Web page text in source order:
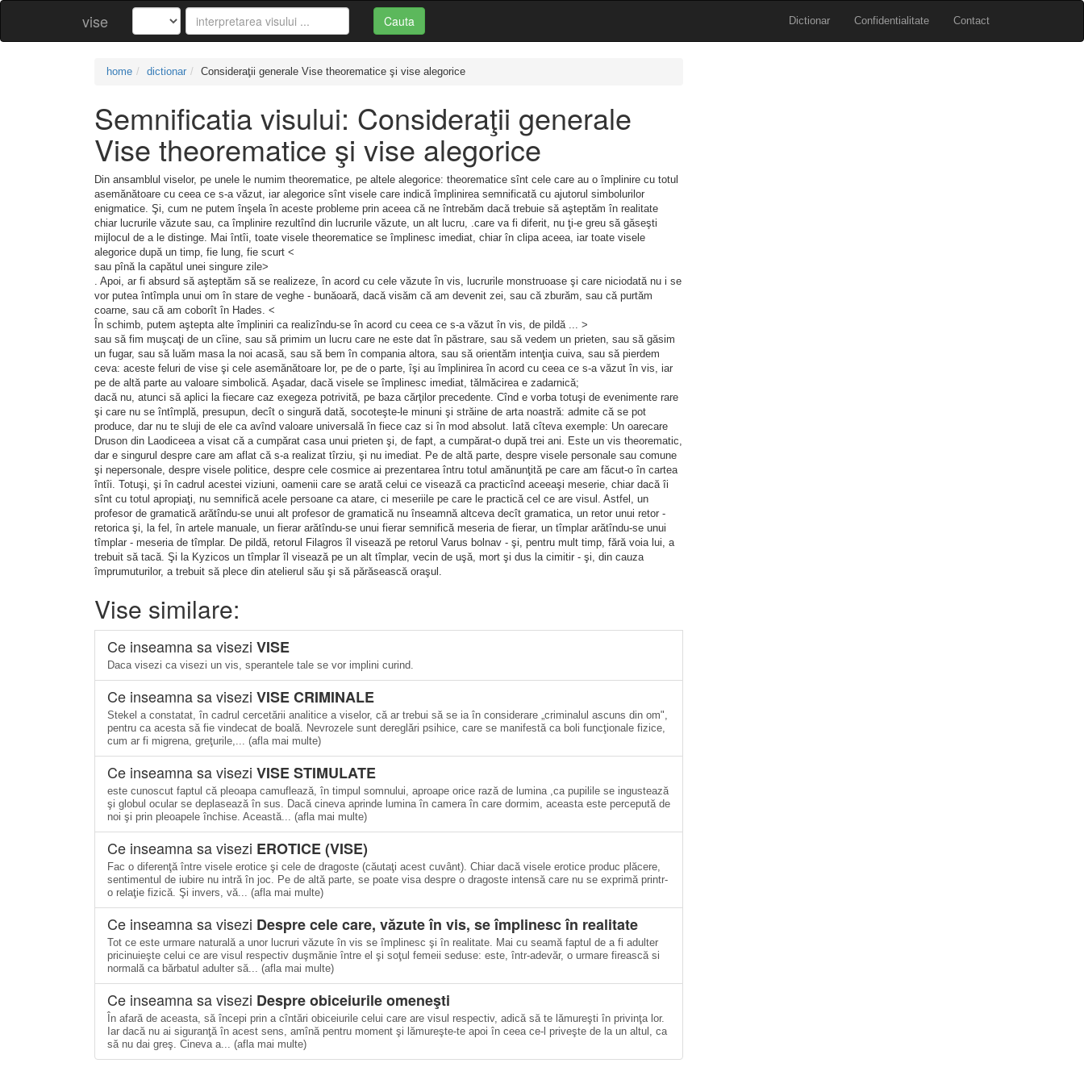
vise Dictionar Confidentialitate Contact
Cauta
home dictionar Consideraţii generale Vise theorematice şi vise alegorice
Semnificatia visului: Consideraţii generale
Vise theorematice şi vise alegorice
Din ansamblul viselor, pe unele le numim theorematice, pe altele alegorice: theorematice sînt cele care au o împlinire cu totul
asemănătoare cu ceea ce s-a văzut, iar alegorice sînt visele care indică împlinirea semnificată cu ajutorul simbolurilor
enigmatice. Şi, cum ne putem înşela în aceste probleme prin aceea că ne întrebăm dacă trebuie să aşteptăm în realitate
chiar lucrurile văzute sau, ca împlinire rezultînd din lucrurile văzute, un alt lucru, .care va fi diferit, nu ţi-e greu să găseşti
mijlocul de a le distinge. Mai întîi, toate visele theorematice se împlinesc imediat, chiar în clipa aceea, iar toate visele
alegorice după un timp, fie lung, fie scurt <
sau pînă la capătul unei singure zile>
. Apoi, ar fi absurd să aşteptăm să se realizeze, în acord cu cele văzute în vis, lucrurile monstruoase şi care niciodată nu i se
vor putea întîmpla unui om în stare de veghe - bunăoară, dacă visăm că am devenit zei, sau că zburăm, sau că purtăm
coarne, sau că am coborît în Hades. <
În schimb, putem aştepta alte împliniri ca realizîndu-se în acord cu ceea ce s-a văzut în vis, de pildă ... >
sau să fim muşcaţi de un cîine, sau să primim un lucru care ne este dat în păstrare, sau să vedem un prieten, sau să găsim
un fugar, sau să luăm masa la noi acasă, sau să bem în compania altora, sau să orientăm intenţia cuiva, sau să pierdem
ceva: aceste feluri de vise şi cele asemănătoare lor, pe de o parte, îşi au împlinirea în acord cu ceea ce s-a văzut în vis, iar
pe de altă parte au valoare simbolică. Aşadar, dacă visele se împlinesc imediat, tălmăcirea e zadarnică;
dacă nu, atunci să aplici la fiecare caz exegeza potrivită, pe baza cărţilor precedente. Cînd e vorba totuşi de evenimente rare
şi care nu se întîmplă, presupun, decît o singură dată, socoteşte-le minuni şi străine de arta noastră: admite că se pot
produce, dar nu te sluji de ele ca avînd valoare universală în fiece caz si în mod absolut. Iată cîteva exemple: Un oarecare
Druson din Laodiceea a visat că a cumpărat casa unui prieten şi, de fapt, a cumpărat-o după trei ani. Este un vis theorematic,
dar e singurul despre care am aflat că s-a realizat tîrziu, şi nu imediat. Pe de altă parte, despre visele personale sau comune
şi nepersonale, despre visele politice, despre cele cosmice ai prezentarea întru totul amănunţită pe care am făcut-o în cartea
întîi. Totuşi, şi în cadrul acestei viziuni, oamenii care se arată celui ce visează ca practicînd aceeaşi meserie, chiar dacă îi
sînt cu totul apropiaţi, nu semnifică acele persoane ca atare, ci meseriile pe care le practică cel ce are visul. Astfel, un
profesor de gramatică arătîndu-se unui alt profesor de gramatică nu înseamnă altceva decît gramatica, un retor unui retor ­
retorica şi, la fel, în artele manuale, un fierar arătîndu-se unui fierar semnifică meseria de fierar, un tîmplar arătîndu-se unui
tîmplar - meseria de tîmplar. De pildă, retorul Filagros îl visează pe retorul Varus bolnav - şi, pentru mult timp, fără voia lui, a
trebuit să tacă. Şi la Kyzicos un tîmplar îl visează pe un alt tîmplar, vecin de uşă, mort şi dus la cimitir - şi, din cauza
împrumuturilor, a trebuit să plece din atelierul său şi să părăsească oraşul.
Vise similare:
Ce inseamna sa visezi VISE
Daca visezi ca visezi un vis, sperantele tale se vor implini curind.
Ce inseamna sa visezi VISE CRIMINALE
Stekel a constatat, în cadrul cercetării analitice a viselor, că ar trebui să se ia în considerare „criminalul ascuns din om",
pentru ca acesta să fie vindecat de boală. Nevrozele sunt dereglări psihice, care se manifestă ca boli funcţionale fizice,
cum ar fi migrena, greţurile,... (afla mai multe)
Ce inseamna sa visezi VISE STIMULATE
este cunoscut faptul că pleoapa camuflează, în timpul somnului, aproape orice rază de lumina ,ca pupilile se ingustează
şi globul ocular se deplasează în sus. Dacă cineva aprinde lumina în camera în care dormim, aceasta este percepută de
noi şi prin pleoapele închise. Această... (afla mai multe)
Ce inseamna sa visezi EROTICE (VISE)
Fac o diferenţă între visele erotice şi cele de dragoste (căutaţi acest cuvânt). Chiar dacă visele erotice produc plăcere,
sentimentul de iubire nu intră în joc. Pe de altă parte, se poate visa despre o dragoste intensă care nu se exprimă printr-
o relaţie fizică. Şi invers, vă... (afla mai multe)
Ce inseamna sa visezi Despre cele care, văzute în vis, se împlinesc în realitate
Tot ce este urmare naturală a unor lucruri văzute în vis se împlinesc şi în realitate. Mai cu seamă faptul de a fi adulter
pricinuieşte celui ce are visul respectiv duşmănie între el şi soţul femeii seduse: este, într-adevăr, o urmare firească si
normală ca bărbatul adulter să... (afla mai multe)
Ce inseamna sa visezi Despre obiceiurile omeneşti
În afară de aceasta, să începi prin a cîntări obiceiurile celui care are visul respectiv, adică să te lămureşti în privinţa lor.
Iar dacă nu ai siguranţă în acest sens, amînă pentru moment şi lămureşte-te apoi în ceea ce-l priveşte de la un altul, ca
să nu dai greş. Cineva a... (afla mai multe)